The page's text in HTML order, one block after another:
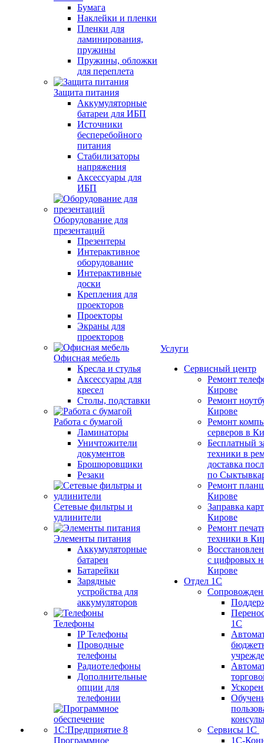
Бумага
Наклейки и пленки
Пленки для
ламинирования,
пружины
Пружины, обложки
для переплета
Защита питания
Аккумуляторные
батареи для ИБП
Источники
бесперебойного
питания
Стабилизаторы
напряжения
Аксессуары для
ИБП
Оборудование для
презентаций
Презентеры
Интерактивное
оборудование
Интерактивные
доски
Крепления для
проекторов
Проекторы
Экраны для
проекторов
Офисная мебель
Кресла и стулья
Аксессуары для
кресел
Столы, подставки
Работа с бумагой
Ламинаторы
Уничтожители
документов
Брошюровщики
Резаки
Сетевые фильтры и
удлинители
Элементы питания
Аккумуляторные
батареи
Батарейки
Зарядные
устройства для
аккумуляторов
Телефоны
IP Телефоны
Проводные
телефоны
Радиотелефоны
Дополнительные
опции для
телефонии
Программное
Услуги
Сервисный центр
Ремонт
Кирове
Ремонт
Кирове
Ремонт
серверов в
Бесплатный
техники в
доставка
по
Ремонт
Кирове
Заправка
Кирове
Ремонт
техники в
с цифровых
Кирове
Отдел 1С
1С
Сервисы 1С
1С-